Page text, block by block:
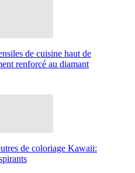
de cuisine haut de
renforcé au diamant
de coloriage Kawaii: